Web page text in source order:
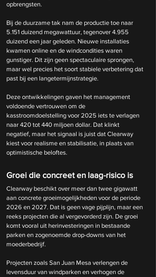
opbrengsten.
Bij de duurzame tak nam de productie toe naar
5.151 duizend megawattuur, tegenover 4.955
duizend een jaar geleden. Nieuwe installaties
kwamen online en de windcondities waren
gunstiger. Dit zijn geen spectaculaire sprongen,
maar wel precies het soort stabiele verbetering dat
past bij een langetermijnstrategie.
Deze ontwikkelingen gaven het management
voldoende vertrouwen om de
kasstroomdoelstelling voor 2025 iets te verlagen
naar 420 tot 440 miljoen dollar. Dat klinkt
negatief, maar het signaal is juist dat Clearway
kiest voor realisme en stabilisatie, in plaats van
optimistische beloftes.
Groei die concreet en laag-risico is
Clearway beschikt over meer dan twee gigawatt
aan concrete groeimogelijkheden voor de periode
2026 en 2027. Dat is geen vage pijplijn, maar een
reeks projecten die al vergevorderd zijn. De groei
komt vooral uit herinvesteringen in bestaande
parken en zogenoemde drop-downs van het
moederbedrijf.
Projecten zoals San Juan Mesa verlengen de
levensduur van windparken en verhogen de